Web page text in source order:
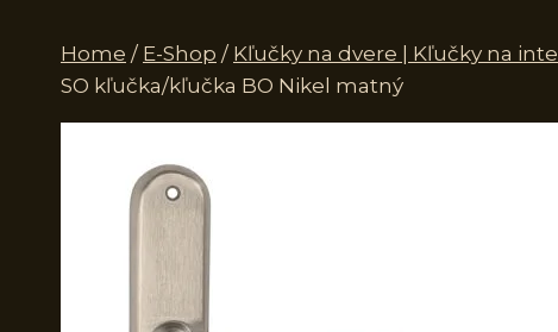
Home / E-Shop / Kľučky na dvere | Kľučky na
SO kľučka/kľučka BO Nikel matný